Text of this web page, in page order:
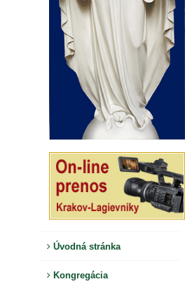
Úvodná stránka
Kongregácia